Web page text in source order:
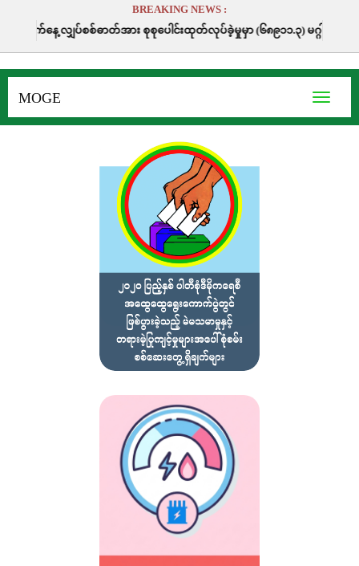
BREAKING NEWS :
စုစုပေါင်းထုတ်လုပ်ခဲ့မှုမှာ (၆၈၉၁၁.၃) မဂ္ဂါဝပ်နာရီဖြစ်ပါသည်။
Toggle
MOGE